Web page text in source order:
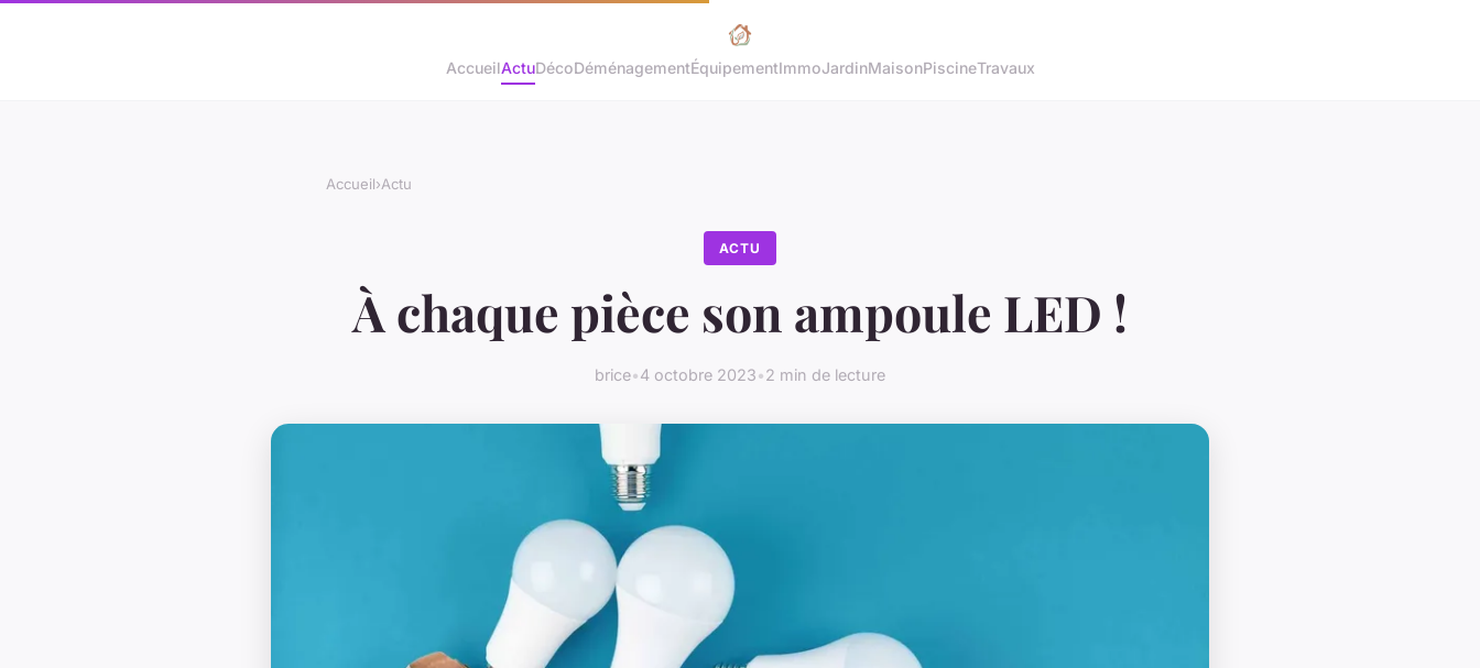
AccueilActuDécoDéménagementÉquipementImmoJardinMaisonPiscineTravaux
Accueil›Actu
ACTU
À chaque pièce son ampoule LED !
brice•4 octobre 2023•2 min de lecture